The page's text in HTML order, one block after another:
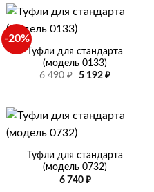
-20%
Туфли для стандарта
(модель 0133)
6 490₽
Первоначальная
5 192 ₽Текущая
Туфли для стандарта
(модель 0732)
6 740 ₽